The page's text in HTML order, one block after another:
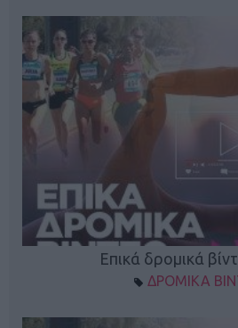
Επικά δρομικά
ΔΡΟΜΙΚΑ